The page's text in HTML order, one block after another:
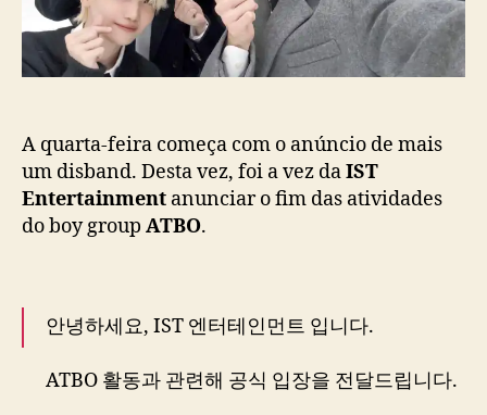
a
ç
ã
n
t
a
i
n
n
n
A quarta-feira começa com o anúncio de mais
um disband. Desta vez, foi a vez daIST
Entertainment anunciar o fim das atividades
do boy group ATBO.
안녕하세요, IST 엔터테인먼트 입니다.
ATBO 활동과 관련해 공식 입장을 전달드립니다.